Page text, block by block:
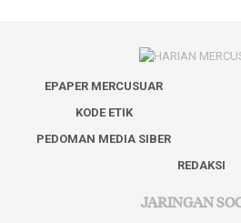
EPAPER MERCUSUAR
KODE ETIK
PEDOMAN MEDIA SIBER
REDAKSI
JARINGAN